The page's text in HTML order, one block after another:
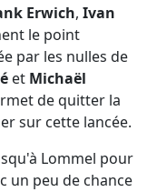
Erwich, Ivan
le point
par les nulles de
et Michaël
de quitter la
sur cette lancée.
Lommel pour
un peu de chance